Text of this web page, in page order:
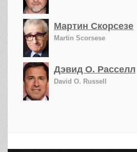
Мартин Скорсезе
Martin Scorsese
Дэвид О. Расселл
David O. Russell